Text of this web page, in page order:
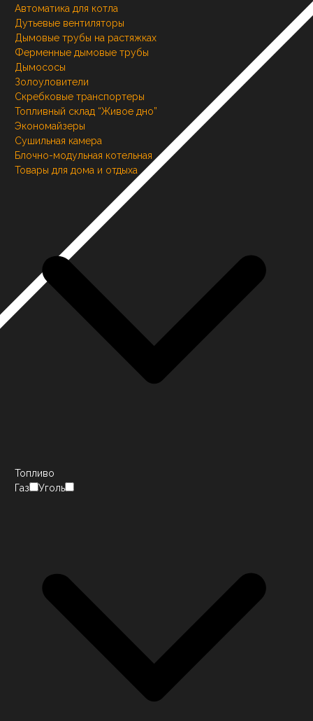
Автоматика для котла
Дутьевые вентиляторы
Дымовые трубы на растяжках
Ферменные дымовые трубы
Дымососы
Золоуловители
Скребковые транспортеры
Топливный склад “Живое дно”
Экономайзеры
Сушильная камера
Блочно-модульная котельная
Товары для дома и отдыха
Топливо
Газ
Уголь